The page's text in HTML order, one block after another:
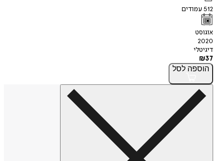
512 עמודים
אוגוסט
2020
דיגיטלי
₪37
הוספה לסל